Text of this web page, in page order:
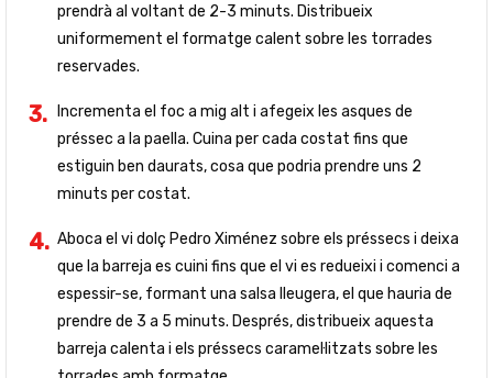
prendrà al voltant de 2-3 minuts. Distribueix
uniformement el formatge calent sobre les torrades
reservades.
Incrementa el foc a mig alt i afegeix les asques de
préssec a la paella. Cuina per cada costat fins que
estiguin ben daurats, cosa que podria prendre uns 2
minuts per costat.
Aboca el vi dolç Pedro Ximénez sobre els préssecs i deixa
que la barreja es cuini fins que el vi es redueixi i comenci a
espessir-se, formant una salsa lleugera, el que hauria de
prendre de 3 a 5 minuts. Després, distribueix aquesta
barreja calenta i els préssecs caramel·litzats sobre les